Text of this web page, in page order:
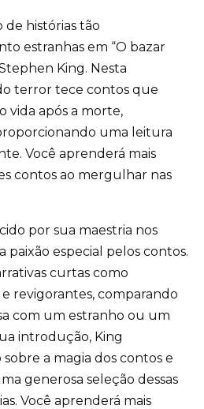
histórias tão
estranhas em “O bazar
King. Nesta
terror tece contos que
vida após a morte,
uma leitura
Você aprenderá mais
contos ao mergulhar nas
por sua maestria nos
paixão especial pelos contos.
curtas como
revigorantes, comparando
com um estranho ou um
introdução, King
a magia dos contos e
generosa seleção dessas
Você aprenderá mais